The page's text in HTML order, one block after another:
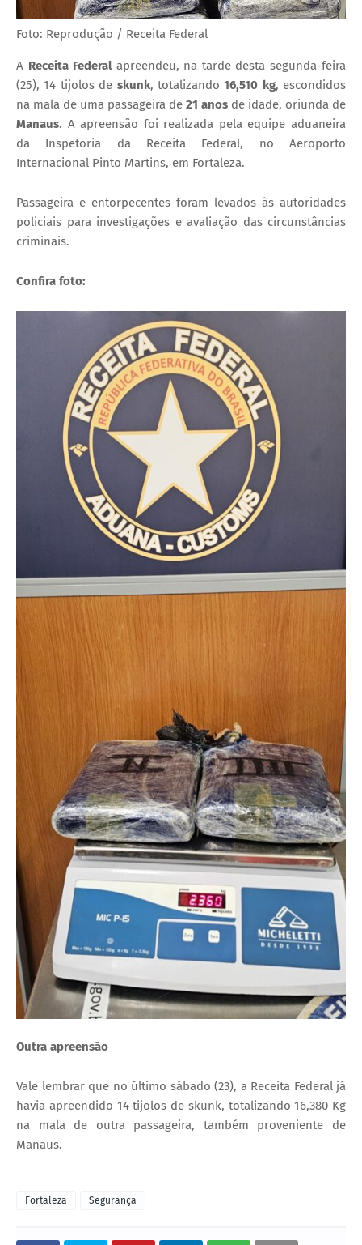
Foto: Reprodução / Receita Federal
A Receita Federalapreendeu, na tarde desta segunda-feira
(25), 14 tijolos de skunk, totalizando16,510 kg, escondidos
na mala de uma passageira de 21 anos de idade, oriunda de
Manaus. A apreensão foi realizada pela equipe aduaneira
da Inspetoria da Receita Federal, no Aeroporto
Internacional Pinto Martins, em Fortaleza.
Passageira e entorpecentes foram levados às autoridades
policiais para investigações e avaliação das circunstâncias
criminais.
Confira foto:
Outra apreensão
Vale lembrar que no último sábado (23), a Receita Federal já
havia apreendido 14 tijolos de skunk, totalizando 16,380 Kg
na mala de outra passageira, também proveniente de
Manaus.
Fortaleza Segurança